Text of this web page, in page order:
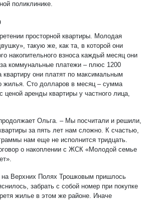
поликлинике.
просторной квартиры. Молодая
такую же, как та, в которой они
накопительного взноса каждый месяц они
коммунальные платежи – плюс 1200
они платят по максимальным
жилья. Сто долларов в месяц – сумма
аренды квартиры у частного лица,
Ольга. – Мы посчитали и решили,
за пять лет нам сложно. К счастью,
нам еще не исполнится тридцать.
о накоплении с ЖСК «Молодой семье
на Верхних Полях Трошковым пришлось
забрать с собой номер при покупке
жилье в этом же районе. Иначе